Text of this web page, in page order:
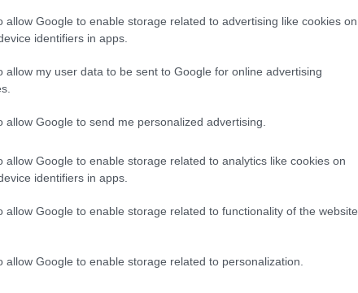
allow Google to enable storage related to advertising like cookies on
identifiers in apps.
allow my user data to be sent to Google for online advertising
allow Google to send me personalized advertising.
allow Google to enable storage related to analytics like cookies on
identifiers in apps.
allow Google to enable storage related to functionality of the website
allow Google to enable storage related to personalization.
zaprta okna?
prostorih – zlasti manjših, kot so domače pisarne
so ugotovili, da so ravni ogljikovega dioksida
priporočene meje – včasih tudi za 75 %.
ampak tudi na splošno počutje, zdravje, zbranost in
ki so jo izvedli na SUNY Upstate Medical University in
postavili v zaprte prostore z različnimi
odločanja se je pri višjih ravneh opazno poslabšala.
tudi ko je zunaj vroče. Čeprav se zdi logično